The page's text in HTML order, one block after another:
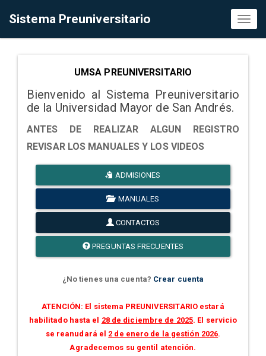
Sistema Preuniversitario
UMSA PREUNIVERSITARIO
Bienvenido al Sistema Preuniversitario
de la Universidad Mayor de San Andrés.
ANTES DE REALIZAR ALGUN REGISTRO
REVISAR LOS MANUALES Y LOS VIDEOS
ADMISIONES
MANUALES
CONTACTOS
PREGUNTAS FRECUENTES
¿No tienes una cuenta? Crear cuenta
ATENCIÓN: El sistema PREUNIVERSITARIO estará
habilitado hasta el 28 de diciembre de 2025. El servicio
se reanudará el 2 de enero de la gestión 2026.
Agradecemos su gentil atención.